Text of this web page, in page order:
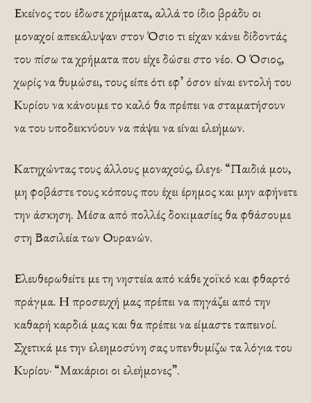
Εκείνος του έδωσε χρήματα, αλλά το ίδιο βράδυ οι
μοναχοί απεκάλυψαν στον Όσιο τι είχαν κάνει δίδοντάς
του πίσω τα χρήματα που είχε δώσει στο νέο. Ο Όσιος,
χωρίς να θυμώσει, τους είπε ότι εφ’ όσον είναι εντολή του
Κυρίου να κάνουμε το καλό θα πρέπει να σταματήσουν
να του υποδεικνύουν να πάψει να είναι ελεήμων.
Κατηχώντας τους άλλους μοναχούς, έλεγε· “Παιδιά μου,
μη φοβάστε τους κόπους που έχει έρημος και μην αφήνετε
την άσκηση. Μέσα από πολλές δοκιμασίες θα φθάσουμε
στη Βασιλεία των Ουρανών.
Ελευθερωθείτε με τη νηστεία από κάθε χοϊκό και φθαρτό
πράγμα. Η προσευχή μας πρέπει να πηγάζει από την
καθαρή καρδιά μας και θα πρέπει να είμαστε ταπεινοί.
Σχετικά με την ελεημοσύνη σας υπενθυμίζω τα λόγια του
Κυρίου· “Μακάριοι οι ελεήμονες”.